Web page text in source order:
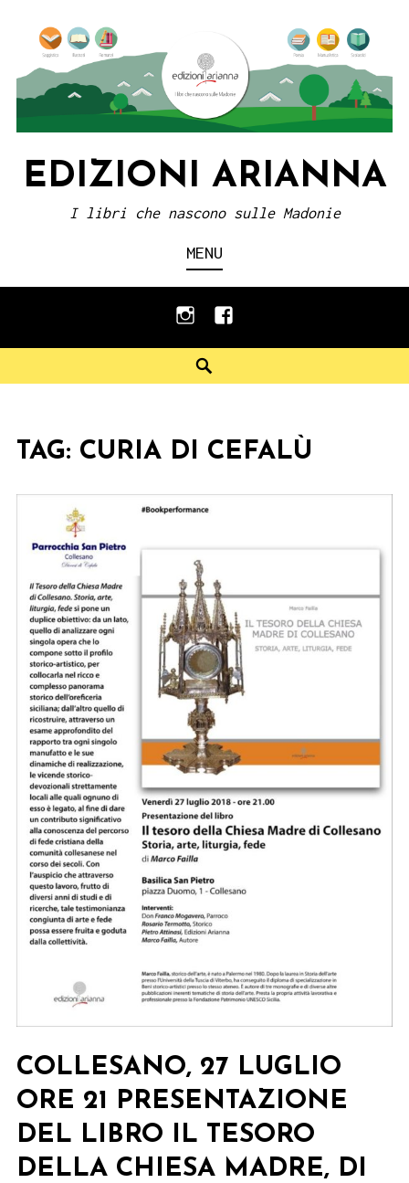
content
EDIZIONI ARIANNA
I libri che nascono sulle Madonie
MENU
instagramfacebook
TAG: CURIA DI CEFALÙ
COLLESANO, 27 LUGLIO
ORE 21 PRESENTAZIONE
DEL LIBRO IL TESORO
DELLA CHIESA MADRE, DI